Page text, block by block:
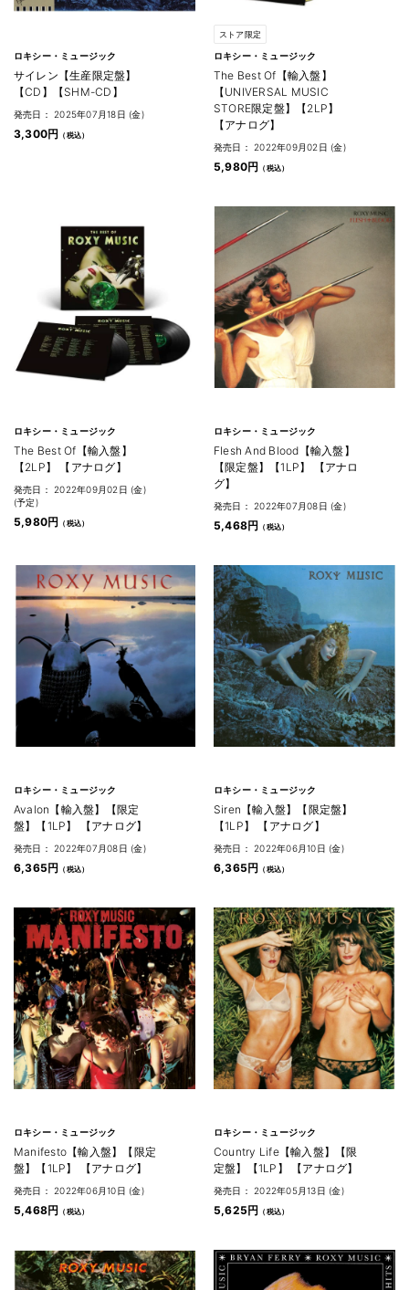
ロキシー・ミュージック
サイレン【生産限定盤】
【CD】【SHM-CD】
発売日： 2025年07月18日 (金)
3,300円
ストア限定
ロキシー・ミュージック
The Best Of【輸入盤】
【UNIVERSAL MUSIC
STORE限定盤】【2LP】
【アナログ】
発売日： 2022年09月02日 (金)
5,980円
ロキシー・ミュージック
The Best Of【輸入盤】
【2LP】 【アナログ】
発売日： 2022年09月02日 (金)
(予定)
5,980円
ロキシー・ミュージック
Flesh And Blood【輸入盤】
【限定盤】【1LP】 【アナロ
グ】
発売日： 2022年07月08日 (金)
5,468円
ロキシー・ミュージック
Avalon【輸入盤】【限定
盤】【1LP】 【アナログ】
発売日： 2022年07月08日 (金)
6,365円
ロキシー・ミュージック
Siren【輸入盤】【限定盤】
【1LP】 【アナログ】
発売日： 2022年06月10日 (金)
6,365円
ロキシー・ミュージック
Manifesto【輸入盤】【限定
盤】【1LP】 【アナログ】
発売日： 2022年06月10日 (金)
5,468円
ロキシー・ミュージック
Country Life【輸入盤】【限
定盤】【1LP】 【アナログ】
発売日： 2022年05月13日 (金)
5,625円